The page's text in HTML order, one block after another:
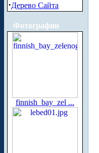
·Дерево Сайта
Фотографии
finnish_bay_zel ...